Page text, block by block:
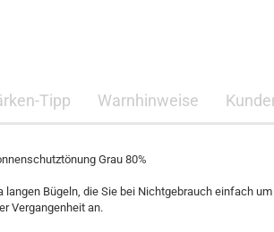
Tipp Warnhinweise
Grau 80%
langen Bügeln, die Sie bei Nichtgebrauch einfach
Vergangenheit an.